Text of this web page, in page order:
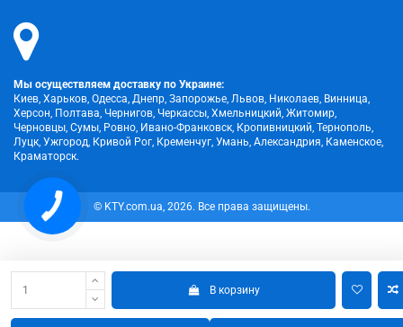
В корзину
Мы осуществляем доставку по Украине:
Киев, Харьков, Одесса, Днепр, Запорожье, Львов, Николаев, Винница,
Херсон, Полтава, Чернигов, Черкассы, Хмельницкий, Житомир,
Черновцы, Сумы, Ровно, Ивано-Франковск, Кропивницкий, Тернополь,
Луцк, Ужгород, Кривой Рог, Кременчуг, Умань, Александрия, Каменское,
Краматорск.
© KTY.com.ua, 2026. Все права защищены.